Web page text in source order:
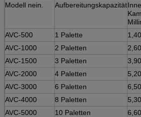
Modell nein. Aufbereitungskapazität
AVC-500
1 Palette
AVC-1000
2 Paletten
AVC-1500
3 Paletten
AVC-2000
4 Paletten
AVC-3000
6 Paletten
AVC-4000
8 Paletten
AVC-5000
10 Paletten